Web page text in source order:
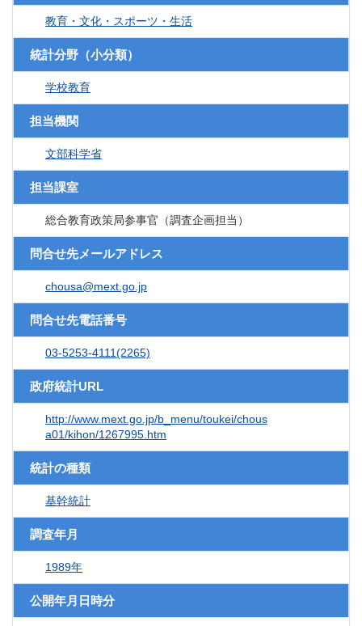
教育・文化・スポーツ・生活
統計分野（小分類）
学校教育
担当機関
文部科学省
担当課室
総合教育政策局参事官（調査企画担当）
問合せ先メールアドレス
chousa@mext.go.jp
問合せ先電話番号
03-5253-4111(2265)
政府統計URL
http://www.mext.go.jp/b_menu/toukei/chous
a01/kihon/1267995.htm
統計の種類
基幹統計
調査年月
1989年
公開年月日時分